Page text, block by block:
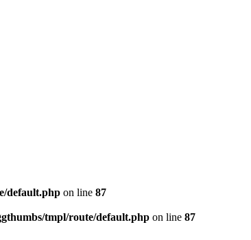
default.php on line 87
tmpl/route/default.php on line 87